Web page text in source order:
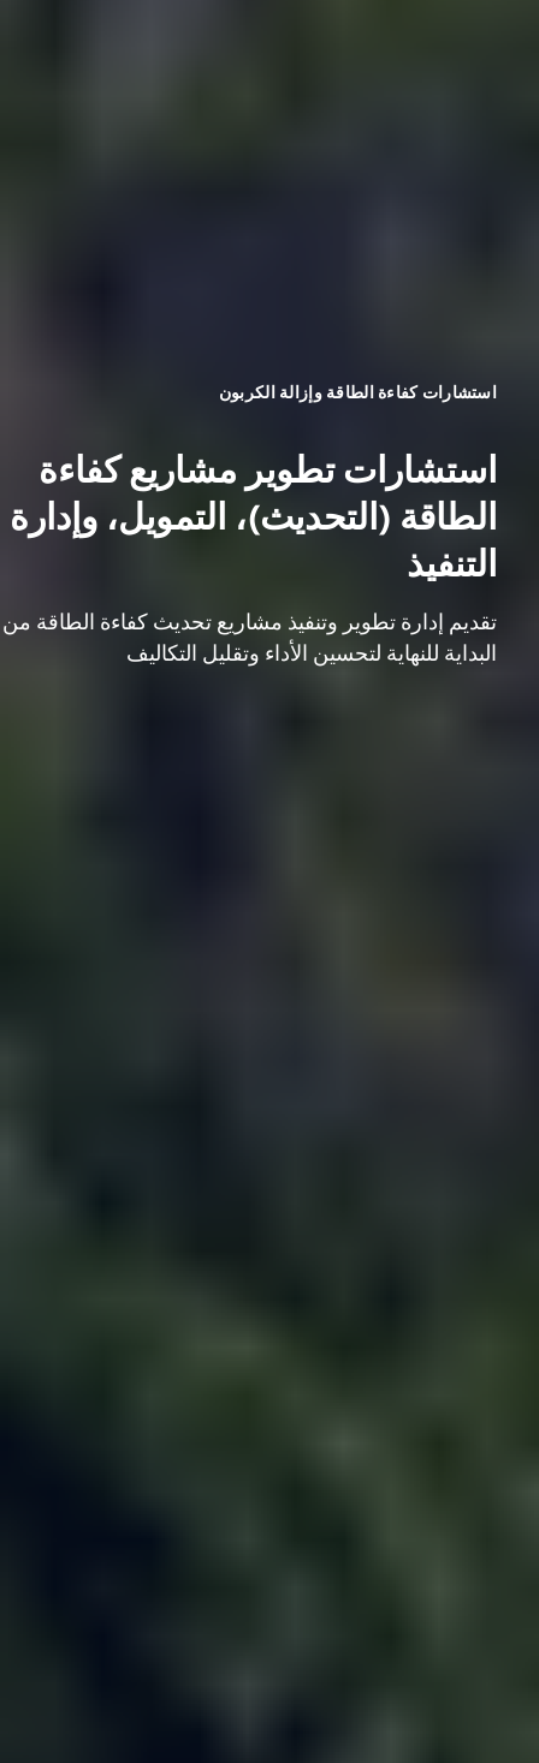
استشارات كفاءة الطاقة وإزالة الكربون
استشارات تطوير مشاريع كفاءة
الطاقة (التحديث)، التمويل، وإدارة
التنفيذ
تقديم إدارة تطوير وتنفيذ مشاريع تحديث كفاءة الطاقة من
البداية للنهاية لتحسين الأداء وتقليل التكاليف